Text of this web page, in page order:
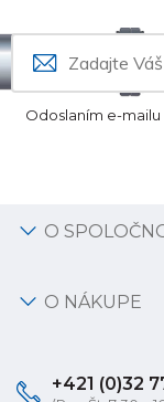
Odoslaním e-mailu
O
O NÁKUPE
+421 (0)32